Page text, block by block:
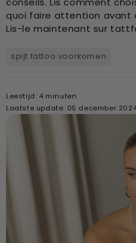
quoi faire attention avant
Lis-le maintenant sur
spijt tattoo voorkomen
Leestijd: 4 minuten
Laatste update: 05 december